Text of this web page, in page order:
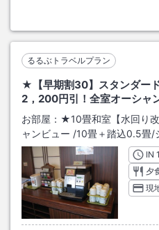
るるぶトラベルプラン
★【早期割30】スタンダー
2，200円引！全室オーシャ
お部屋： ★10畳和室【水回り
ャンビュー /10畳＋踏込0.5畳/
IN
夕
現